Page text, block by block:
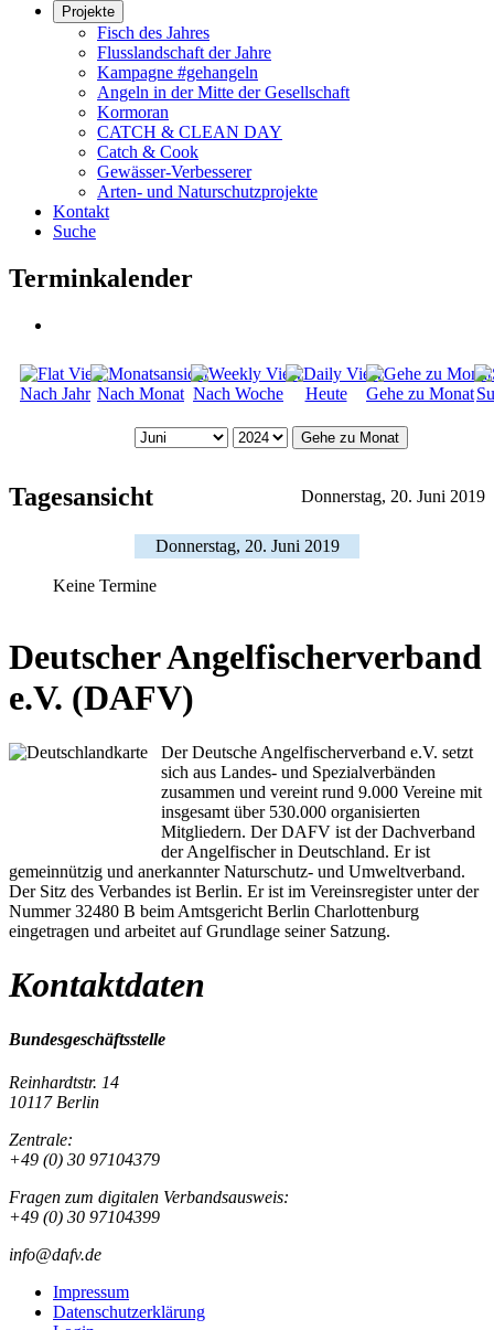
Projekte
Fisch des Jahres
Flusslandschaft der Jahre
Kampagne #gehangeln
Angeln in der Mitte der Gesellschaft
Kormoran
CATCH & CLEAN DAY
Catch & Cook
Gewässer-Verbesserer
Arten- und Naturschutzprojekte
Kontakt
Suche
Terminkalender
Nach Jahr Nach Monat Nach Woche Heute Gehe zu Monat
Gehe zu Monat
Tagesansicht Donnerstag, 20. Juni 2019
Donnerstag, 20. Juni 2019
Keine Termine
Deutscher Angelfischerverband
e.V. (DAFV)
Der Deutsche Angelfischerverband e.V. setzt
sich aus Landes- und Spezialverbänden
zusammen und vereint rund 9.000 Vereine mit
insgesamt über 530.000 organisierten
Mitgliedern. Der DAFV ist der Dachverband
der Angelfischer in Deutschland. Er ist
gemeinnützig und anerkannter Naturschutz- und Umweltverband.
Der Sitz des Verbandes ist Berlin. Er ist im Vereinsregister unter der
Nummer 32480 B beim Amtsgericht Berlin Charlottenburg
eingetragen und arbeitet auf Grundlage seiner Satzung.
Kontaktdaten
Bundesgeschäftsstelle
Reinhardtstr. 14
10117 Berlin
Zentrale:
+49 (0) 30 97104379
Fragen zum digitalen Verbandsausweis:
+49 (0) 30 97104399
info@dafv.de
Impressum
Datenschutzerklärung